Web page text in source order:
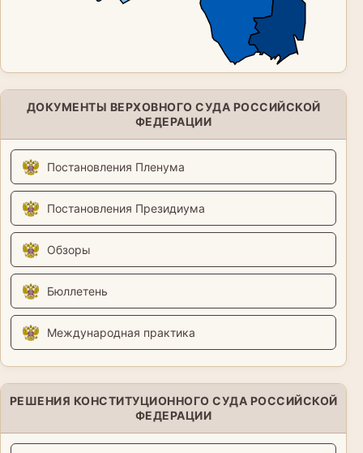
ДОКУМЕНТЫ ВЕРХОВНОГО СУДА РОССИЙСКОЙ
ФЕДЕРАЦИИ
Постановления Пленума
Постановления Президиума
Обзоры
Бюллетень
Международная практика
РЕШЕНИЯ КОНСТИТУЦИОННОГО СУДА РОССИЙСКОЙ
ФЕДЕРАЦИИ